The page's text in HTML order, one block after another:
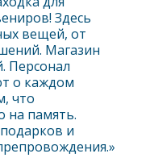
Здесь
вещей, от
Магазин
Персонал
о каждом
что
на память.
и